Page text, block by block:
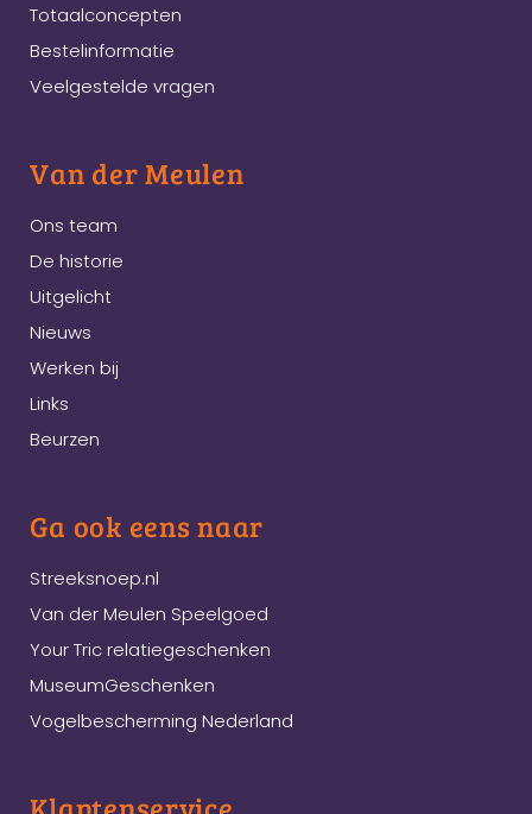
Totaalconcepten
Bestelinformatie
Veelgestelde vragen
Van der Meulen
Ons team
De historie
Uitgelicht
Nieuws
Werken bij
Links
Beurzen
Ga ook eens naar
Streeksnoep.nl
Van der Meulen Speelgoed
Your Tric relatiegeschenken
MuseumGeschenken
Vogelbescherming Nederland